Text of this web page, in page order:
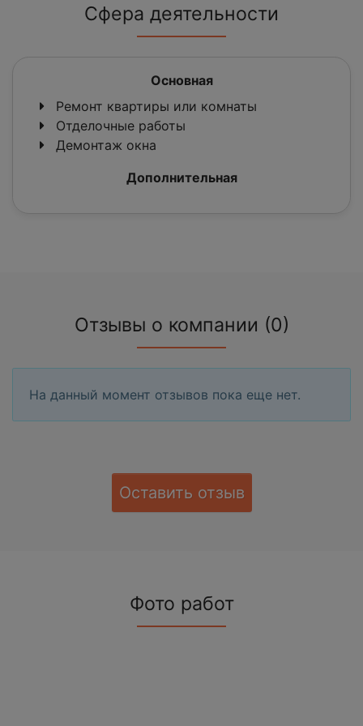
Сфера деятельности
Основная
Ремонт квартиры или комнаты
Отделочные работы
Демонтаж окна
Дополнительная
Отзывы о компании (0)
На данный момент отзывов пока еще нет.
Оставить отзыв
Фото работ